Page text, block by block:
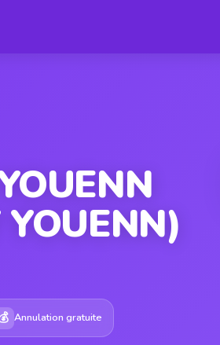
Annulation gratuite